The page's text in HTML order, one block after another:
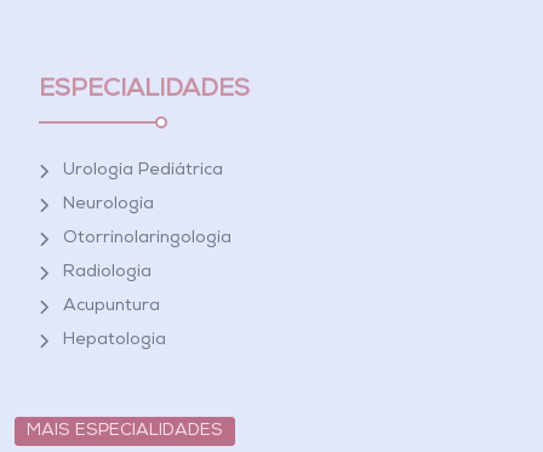
ESPECIALIDADES
Urologia Pediátrica
Neurologia
Otorrinolaringologia
Radiologia
Acupuntura
Hepatologia
MAIS ESPECIALIDADES